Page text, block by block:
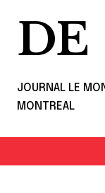
DE
JOURNAL LE
MONTREAL